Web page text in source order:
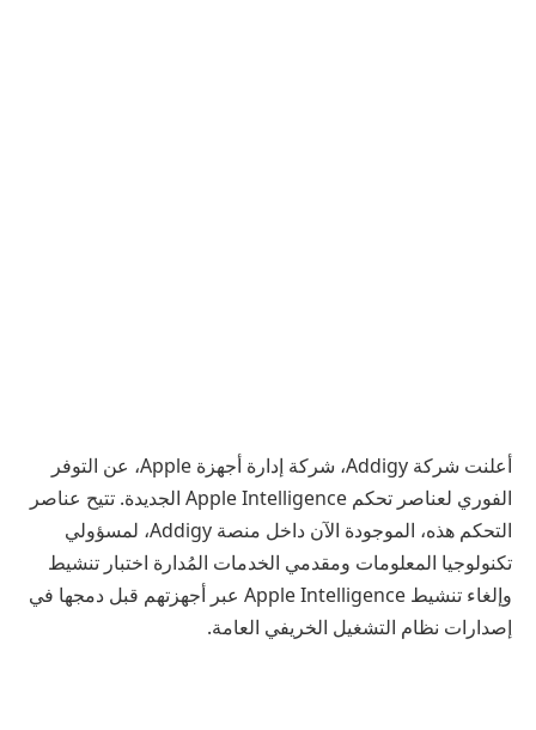
أعلنت شركة Addigy، شركة إدارة أجهزة Apple، عن التوفر
الفوري لعناصر تحكم Apple Intelligence الجديدة. تتيح عناصر
التحكم هذه، الموجودة الآن داخل منصة Addigy، لمسؤولي
تكنولوجيا المعلومات ومقدمي الخدمات المُدارة اختبار تنشيط
وإلغاء تنشيط Apple Intelligence عبر أجهزتهم قبل دمجها في
إصدارات نظام التشغيل الخريفي العامة.